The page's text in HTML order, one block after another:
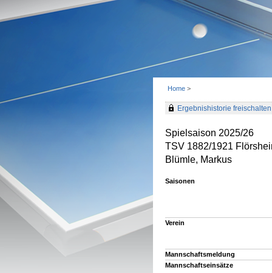
Home >
Ergebnishistorie freischalten
Spielsaison 2025/26
TSV 1882/1921
Blümle, Markus
Saisonen
Verein
Mannschaftsmeldung
Mannschaftseinsätze